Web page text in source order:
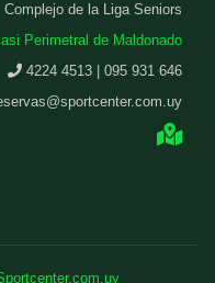
Complejo de la Liga Seniors
Perimetral de Maldonado
4224 4513 | 095 931 646